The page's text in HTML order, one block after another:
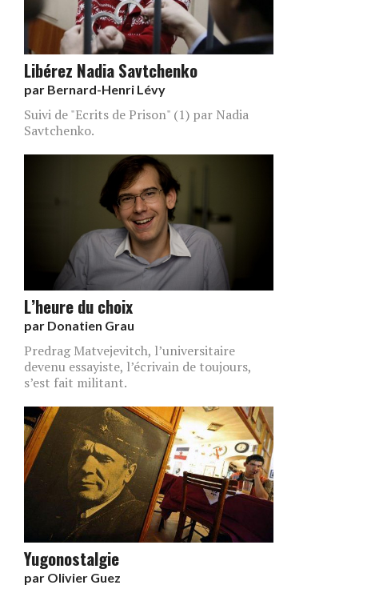
Libérez Nadia Savtchenko
par Bernard-Henri Lévy
Suivi de "Ecrits de Prison" (1) par Nadia
Savtchenko.
L’heure du choix
par Donatien Grau
Predrag Matvejevitch, l’universitaire
devenu essayiste, l’écrivain de toujours,
s’est fait militant.
Yugonostalgie
par Olivier Guez